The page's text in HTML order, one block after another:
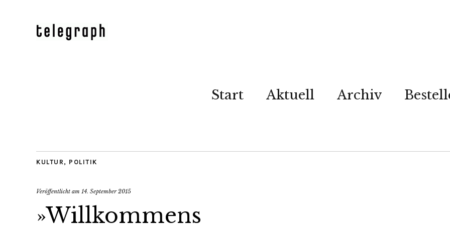
Start Aktuell Archiv
KULTUR , POLITIK
Veröffentlicht am 14. September 2015
»Willkommens